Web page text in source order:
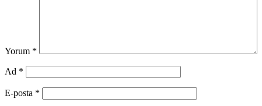
Yorum *
Ad *
E-posta *